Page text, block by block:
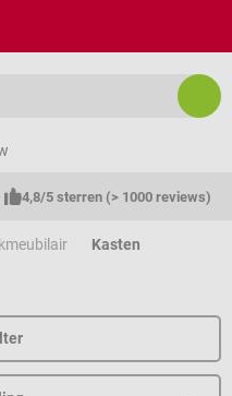
4,8/5 sterren (> 1000 reviews)
Kasten